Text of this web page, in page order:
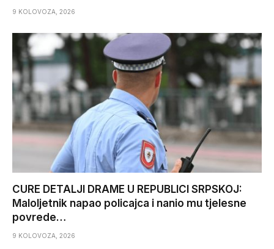
9 KOLOVOZA, 2026
CURE DETALJI DRAME U REPUBLICI SRPSKOJ:
Maloljetnik napao policajca i nanio mu tjelesne
povrede…
9 KOLOVOZA, 2026